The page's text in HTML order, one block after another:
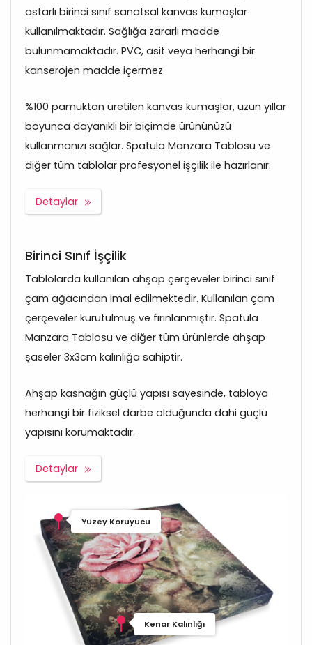
astarlı birinci sınıf sanatsal kanvas kumaşlar
kullanılmaktadır. Sağlığa zararlı madde
bulunmamaktadır. PVC, asit veya herhangi bir
kanserojen madde içermez.
%100 pamuktan üretilen kanvas kumaşlar, uzun yıllar
boyunca dayanıklı bir biçimde ürününüzü
kullanmanızı sağlar. Spatula Manzara Tablosu ve
diğer tüm tablolar profesyonel işçilik ile hazırlanır.
Detaylar
Birinci Sınıf İşçilik
Tablolarda kullanılan ahşap çerçeveler birinci sınıf
çam ağacından imal edilmektedir. Kullanılan çam
çerçeveler kurutulmuş ve fırınlanmıştır. Spatula
Manzara Tablosu ve diğer tüm ürünlerde ahşap
şaseler 3x3cm kalınlığa sahiptir.
Ahşap kasnağın güçlü yapısı sayesinde, tabloya
herhangi bir fiziksel darbe olduğunda dahi güçlü
yapısını korumaktadır.
Detaylar
Yüzey Koruyucu
Kenar Kalınlığı